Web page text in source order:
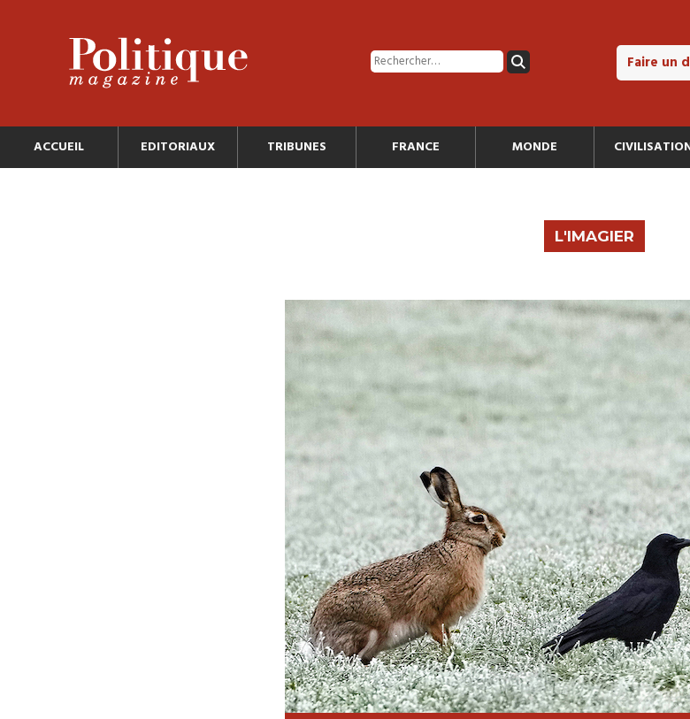
Faire un
ACCUEIL EDITORIAUX TRIBUNES FRANCE MONDE
L'IMAGIER